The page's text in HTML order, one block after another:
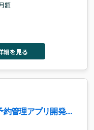
額
細を見る
管理アプリ開発案